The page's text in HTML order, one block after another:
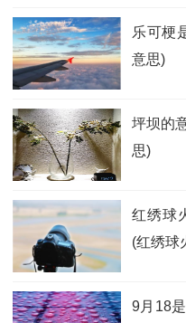
乐可梗
意思)
坪坝的
思)
红绣球
(红绣球
9月18